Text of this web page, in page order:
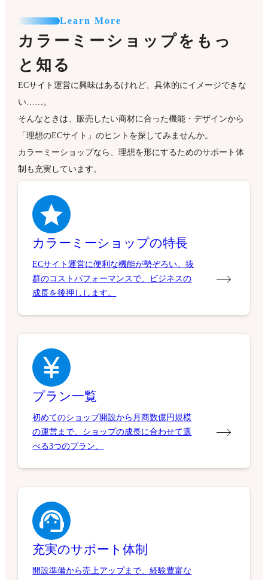
Learn More
カラーミーショップをもっ
と知る
ECサイト運営に興味はあるけれど、具体的にイメージできな
い……。
そんなときは、販売したい商材に合った機能・デザインから
「理想のECサイト」のヒントを探してみませんか。
カラーミーショップなら、理想を形にするためのサポート体
制も充実しています。
カラーミーショップの特長
ECサイト運営に便利な機能が勢ぞろい。抜
群のコストパフォーマンスで、ビジネスの
成長を後押しします。
プラン一覧
初めてのショップ開設から月商数億円規模
の運営まで、ショップの成長に合わせて選
べる3つのプラン。
充実のサポート体制
開設準備から売上アップまで、経験豊富な